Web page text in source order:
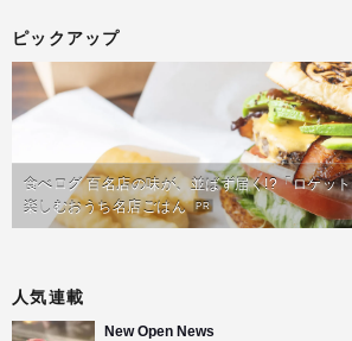
ピックアップ
食べログ 百名店の味が、並ばず届く!?「ロケッ
楽しむおうち名店ごはん PR
人気連載
New Open News